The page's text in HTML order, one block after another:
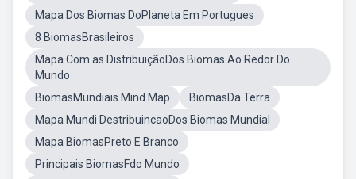
Mapa Dos Biomas DoPlaneta Em Portugues
8 BiomasBrasileiros
Mapa Com as DistribuiçãoDos Biomas Ao Redor Do
Mundo
BiomasMundiais Mind Map
BiomasDa Terra
Mapa Mundi DestribuincaoDos Biomas Mundial
Mapa BiomasPreto E Branco
Principais BiomasFdo Mundo